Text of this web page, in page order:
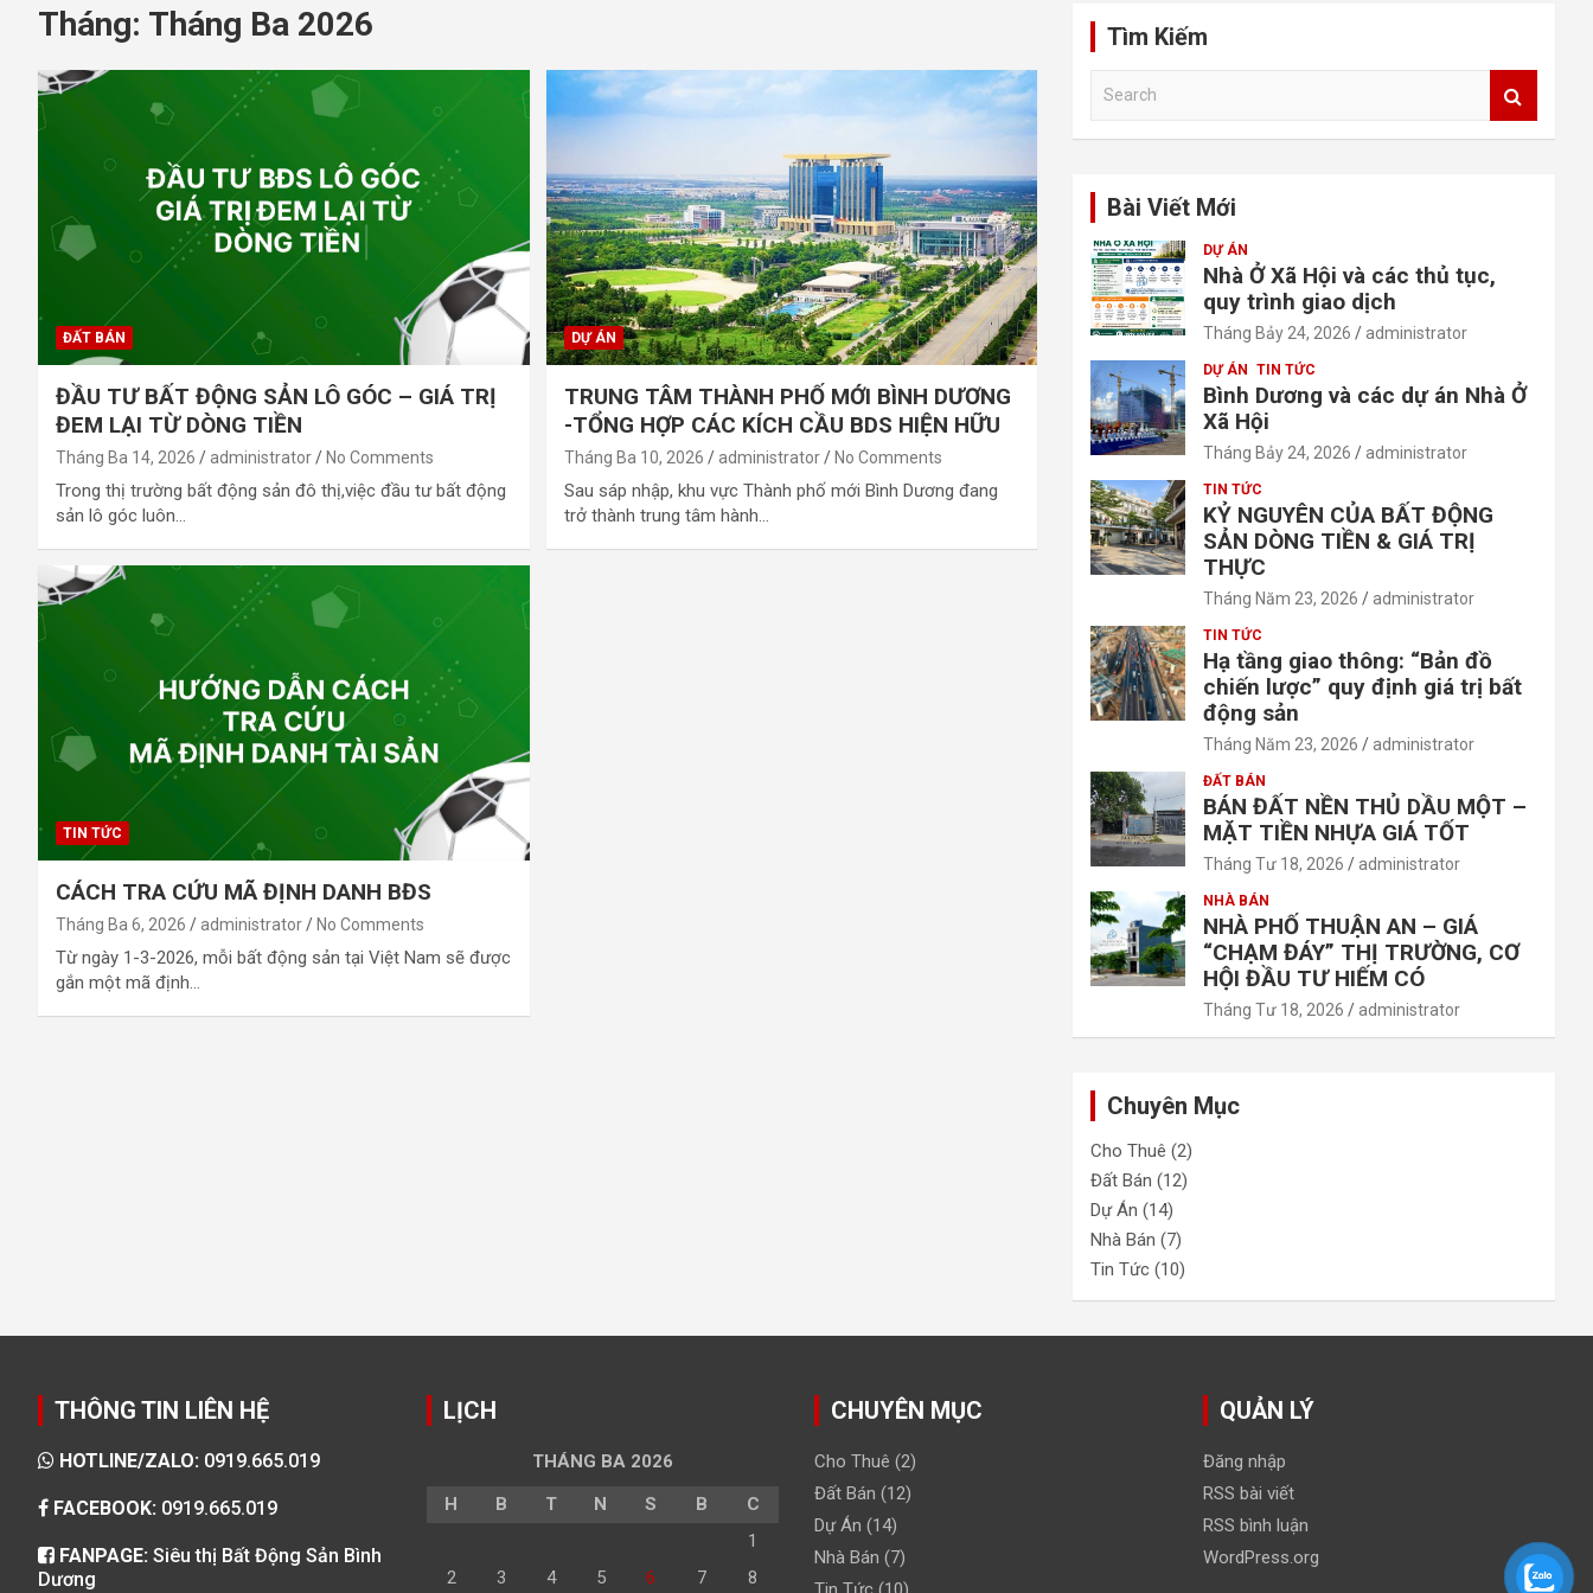
Tháng: Tháng Ba 2026
ĐẤT BÁN
ĐẦU TƯ BẤT ĐỘNG SẢN LÔ GÓC – GIÁ TRỊ
ĐEM LẠI TỪ DÒNG TIỀN
Tháng Ba 14, 2026 administrator No Comments
Trong thị trường bất động sản đô thị,việc đầu tư bất động
sản lô góc luôn…
DỰ ÁN
TRUNG TÂM THÀNH PHỐ MỚI BÌNH DƯƠNG
-TỔNG HỢP CÁC KÍCH CẦU BDS HIỆN HỮU
Tháng Ba 10, 2026 administrator No Comments
Sau sáp nhập, khu vực Thành phố mới Bình Dương đang
trở thành trung tâm hành…
TIN TỨC
CÁCH TRA CỨU MÃ ĐỊNH DANH BĐS
Tháng Ba 6, 2026 administrator No Comments
Từ ngày 1-3-2026, mỗi bất động sản tại Việt Nam sẽ được
gắn một mã định…
Tìm Kiếm
Bài Viết Mới
DỰ ÁN
Nhà Ở Xã Hội và các thủ tục,
quy trình giao dịch
Tháng Bảy 24, 2026 administrator
DỰ ÁN TIN TỨC
Bình Dương và các dự án Nhà Ở
Xã Hội
Tháng Bảy 24, 2026 administrator
TIN TỨC
KỶ NGUYÊN CỦA BẤT ĐỘNG
SẢN DÒNG TIỀN & GIÁ TRỊ
THỰC
Tháng Năm 23, 2026 administrator
TIN TỨC
Hạ tầng giao thông: “Bản đồ
chiến lược” quy định giá trị bất
động sản
Tháng Năm 23, 2026 administrator
ĐẤT BÁN
BÁN ĐẤT NỀN THỦ DẦU MỘT –
MẶT TIỀN NHỰA GIÁ TỐT
Tháng Tư 18, 2026 administrator
NHÀ BÁN
NHÀ PHỐ THUẬN AN – GIÁ
“CHẠM ĐÁY” THỊ TRƯỜNG, CƠ
HỘI ĐẦU TƯ HIẾM CÓ
Tháng Tư 18, 2026 administrator
Chuyên Mục
Cho Thuê (2)
Đất Bán (12)
Dự Án (14)
Nhà Bán (7)
Tin Tức (10)
THÔNG TIN LIÊN HỆ
HOTLINE/ZALO: 0919.665.019
FACEBOOK: 0919.665.019
FANPAGE: Siêu thị Bất Động Sản Bình
Dương
LỊCH
THÁNG BA 2026
H
B T N S B
C
1
2
3 4 5 6 7 8
CHUYÊN MỤC
Cho Thuê (2)
Đất Bán (12)
Dự Án (14)
Nhà Bán (7)
QUẢN LÝ
Đăng nhập
RSS bài viết
RSS bình luận
WordPress.org